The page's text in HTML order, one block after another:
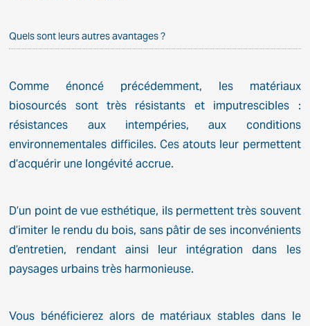
Quels sont leurs autres avantages ?
Comme énoncé précédemment, les matériaux
biosourcés sont très résistants et imputrescibles :
résistances aux intempéries, aux conditions
environnementales difficiles. Ces atouts leur permettent
d’acquérir une longévité accrue.
D’un point de vue esthétique, ils permettent très souvent
d’imiter le rendu du bois, sans pâtir de ses inconvénients
d’entretien, rendant ainsi leur intégration dans les
paysages urbains très harmonieuse.
Vous bénéficierez alors de matériaux stables dans le